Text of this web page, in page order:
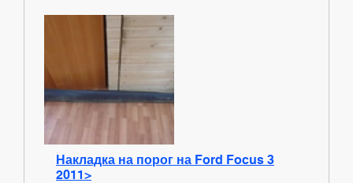
Накладка на порог на Ford Focus 3
2011>